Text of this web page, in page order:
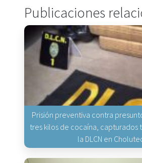
Publicaciones
Prisión preventiva contra
tres kilos de cocaína, capturados
la DLCN en